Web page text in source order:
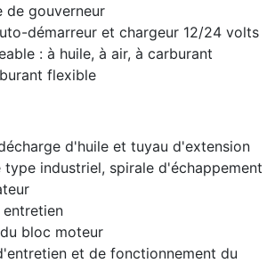
de gouverneur
démarreur et chargeur 12/24 volts
: à huile, à air, à carburant
flexible
d'huile et tuyau d'extension
type industriel, spirale d'échappement
entretien
bloc moteur
et de fonctionnement du